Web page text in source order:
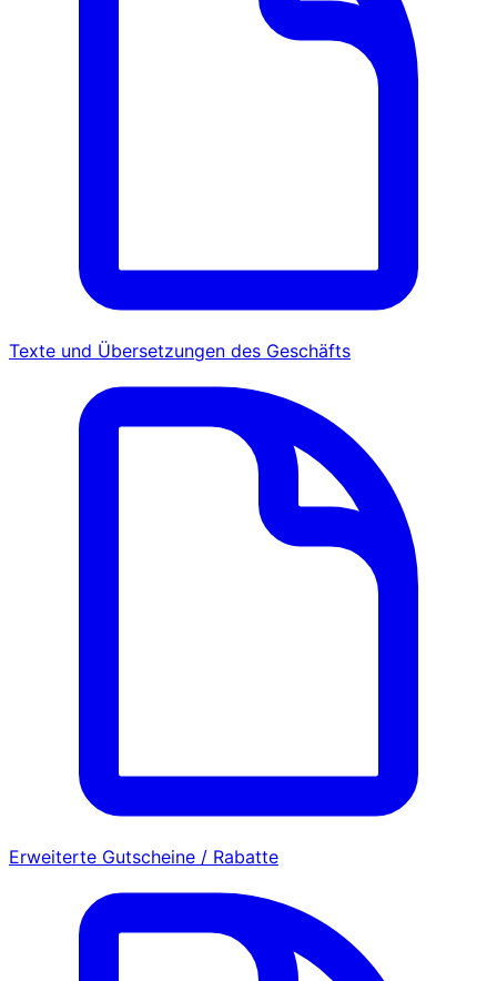
Texte und Übersetzungen des Geschäfts
Erweiterte Gutscheine / Rabatte